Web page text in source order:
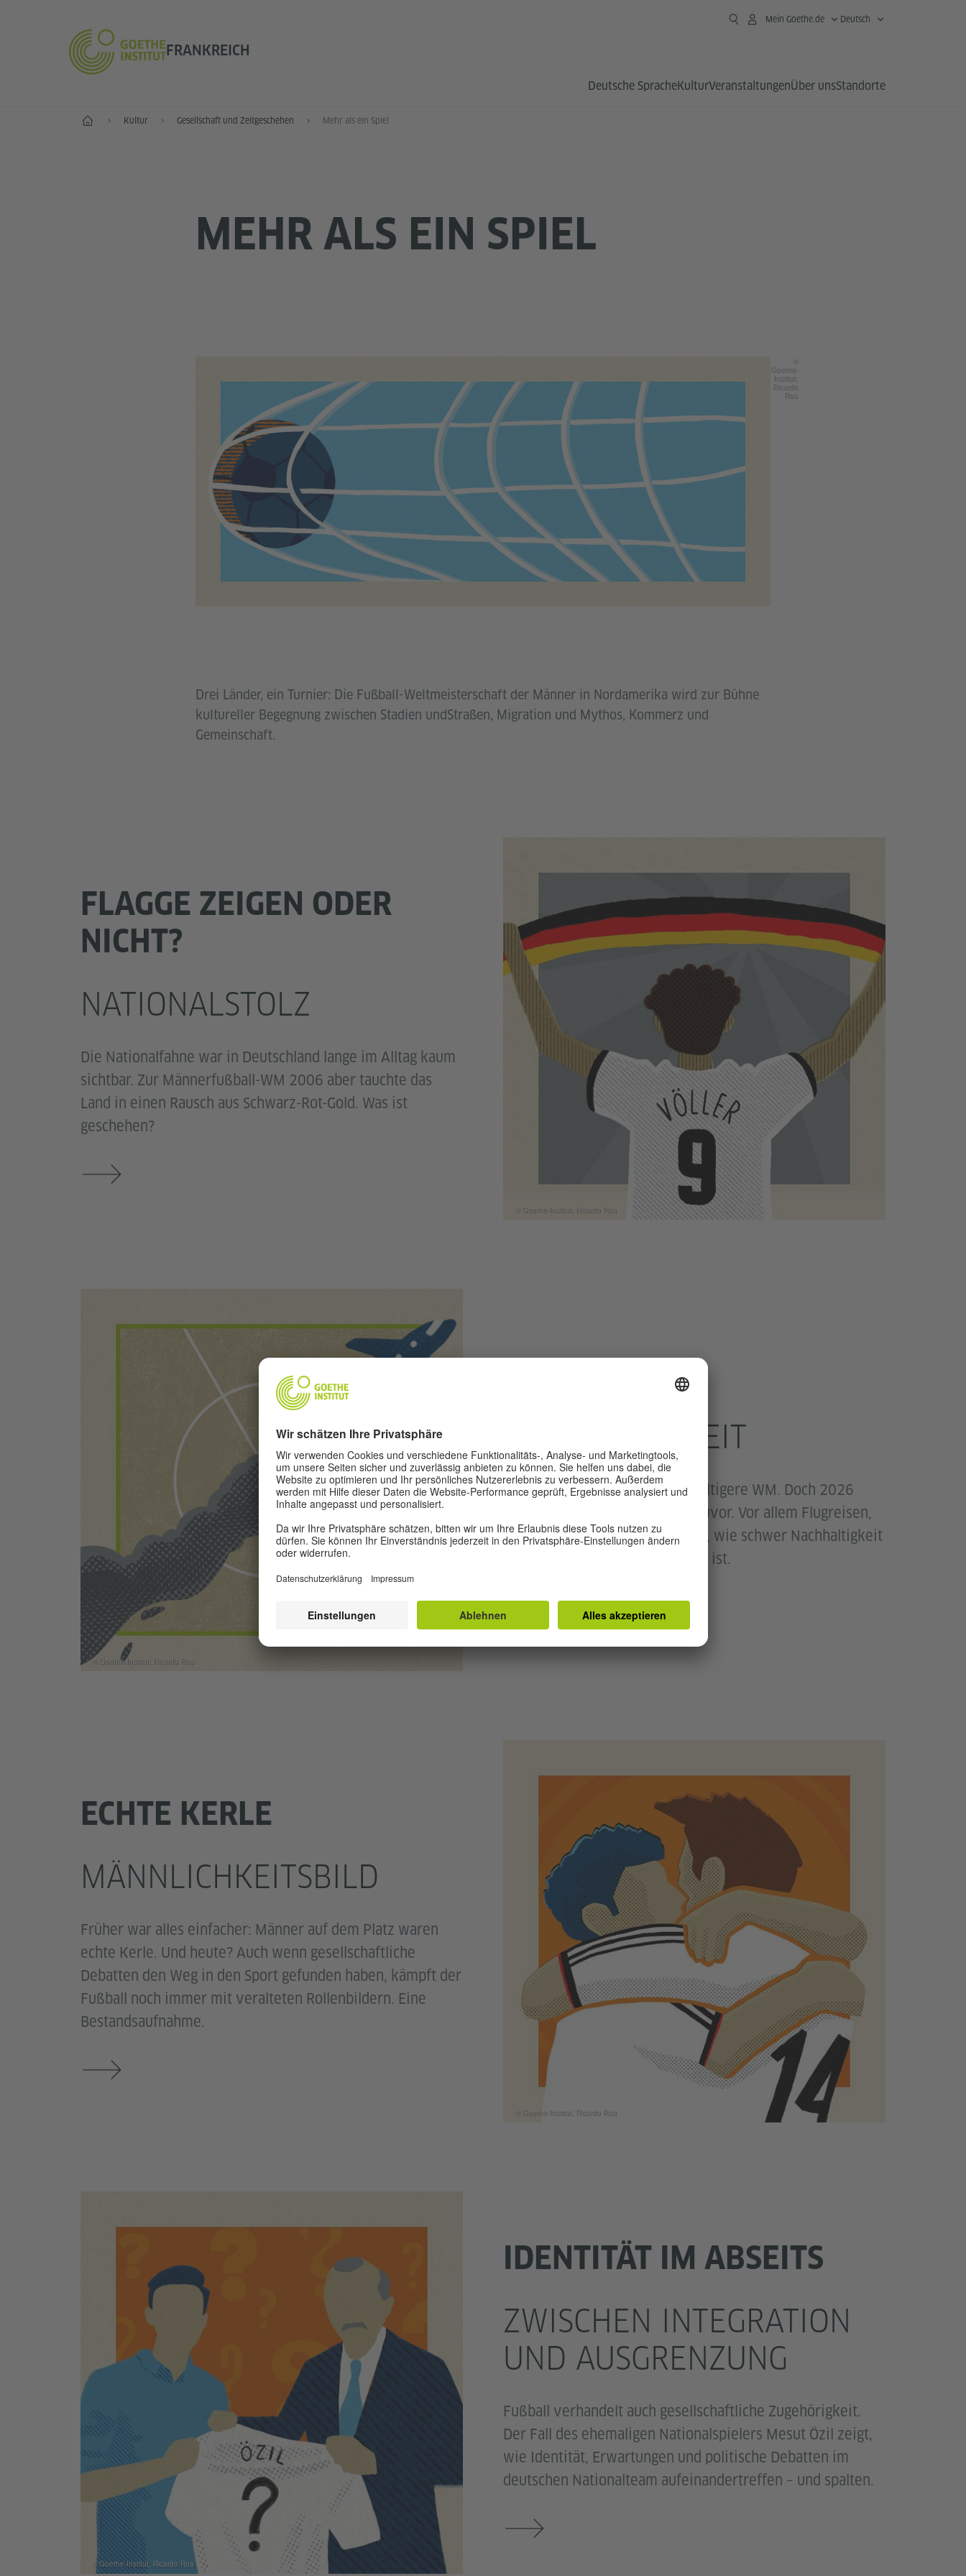
FRANKREICH
Mein Goethe.de Deutsch
Deutsche SpracheKulturVeranstaltungenÜber unsStandorte
Start Kultur Gesellschaft und Zeitgeschehen Mehr als ein Spiel
MEHR ALS EIN SPIEL
Goethe-
Institut,
Ricardo
Roa
Drei Länder, ein Turnier: Die Fußball-Weltmeisterschaft der Männer in Nordamerika wird zur Bühne
kultureller Begegnung zwischen Stadien undStraßen, Migration und Mythos, Kommerz und
Gemeinschaft.
FLAGGE ZEIGEN ODER
NICHT?
NATIONALSTOLZ
Die Nationalfahne war in Deutschland lange im Alltag kaum
sichtbar. Zur Männerfußball-WM 2006 aber tauchte das
Land in einen Rausch aus Schwarz-Rot-Gold. Was ist
geschehen?
© Goethe-Institut, Ricardo Roa
GREEN GOALS
NACHHALTIGKEIT
Die FIFA verspricht eine nachhaltigere WM. Doch 2026
wird das Turnier größer als je zuvor. Vor allem Flugreisen,
Hitze und soziale Fragen zeigen, wie schwer Nachhaltigkeit
im globalen Fußball umzusetzen ist.
© Goethe-Institut, Ricardo Roa
ECHTE KERLE
MÄNNLICHKEITSBILD
Früher war alles einfacher: Männer auf dem Platz waren
echte Kerle. Und heute? Auch wenn gesellschaftliche
Debatten den Weg in den Sport gefunden haben, kämpft der
Fußball noch immer mit veralteten Rollenbildern. Eine
Bestandsaufnahme.
© Goethe-Institut, Ricardo Roa
IDENTITÄT IM ABSEITS
ZWISCHEN INTEGRATION
UND AUSGRENZUNG
Fußball verhandelt auch gesellschaftliche Zugehörigkeit.
Der Fall des ehemaligen Nationalspielers Mesut Özil zeigt,
wie Identität, Erwartungen und politische Debatten im
deutschen Nationalteam aufeinandertreffen – und spalten.
© Goethe-Institut, Ricardo Roa